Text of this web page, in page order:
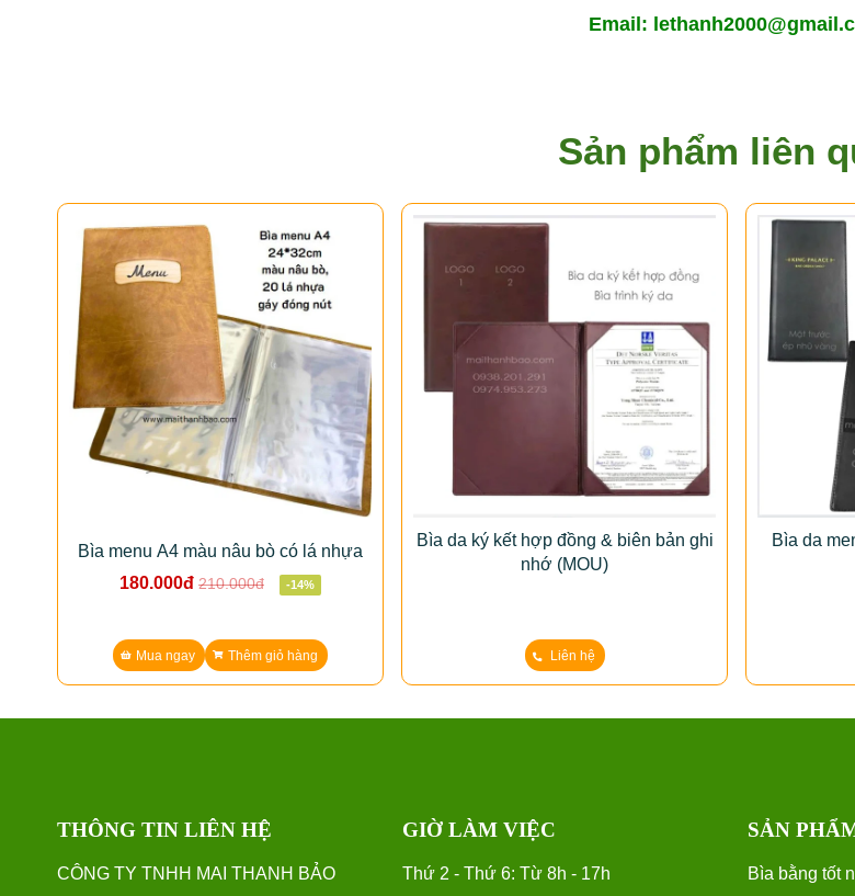
Email:
Sản phẩm liên
Bìa menu A4 màu nâu bò có lá nhựa
180.000đ 210.000đ -14%
Mua ngay Thêm giỏ hàng
Bìa da ký kết hợp đồng & biên bản ghi
nhớ (MOU)
Liên hệ
Bìa da
THÔNG TIN LIÊN HỆ
CÔNG TY TNHH MAI THANH BẢO
GIỜ LÀM VIỆC
Thứ 2 - Thứ 6: Từ 8h - 17h
SẢN
Bìa bằng tốt